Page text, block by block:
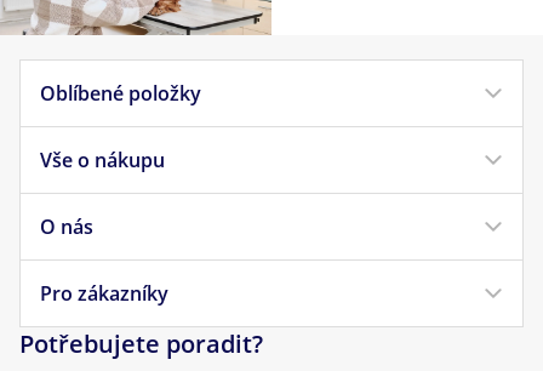
Oblíbené položky
Krmivo pro psy
Krmivo pro kočky
Pamlsky pro psy
Vše o nákupu
Doprava a platba
Obchodní podmínky
Reklamace a vrácení
O nás
Náš příběh
Pro zákazníky
Potřebujete poradit?